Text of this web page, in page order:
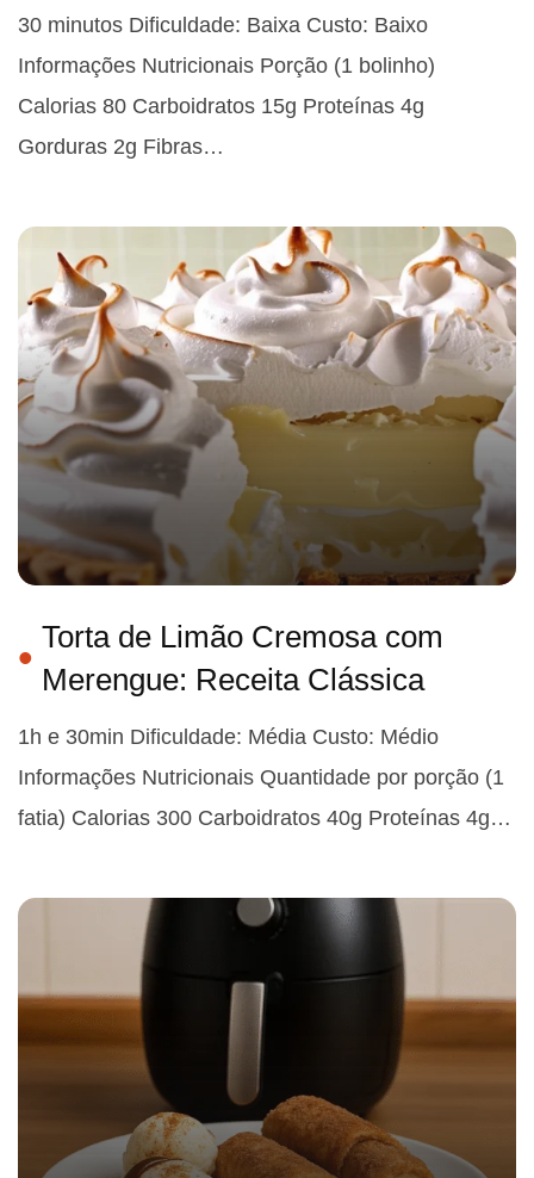
30 minutos Dificuldade: Baixa Custo: Baixo
Informações Nutricionais Porção (1 bolinho)
Calorias 80 Carboidratos 15g Proteínas 4g
Gorduras 2g Fibras…
Torta de Limão Cremosa com
Merengue: Receita Clássica
1h e 30min Dificuldade: Média Custo: Médio
Informações Nutricionais Quantidade por porção (1
fatia) Calorias 300 Carboidratos 40g Proteínas 4g…